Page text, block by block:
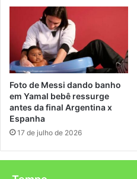
Foto de Messi dando banho
em Yamal bebê ressurge
antes da final Argentina x
Espanha
17 de julho de 2026